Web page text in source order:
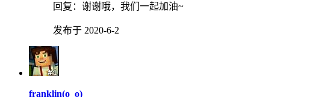
回复： 谢谢哦，我们一起加油~
发布于 2020-6-2
franklin(o_o)